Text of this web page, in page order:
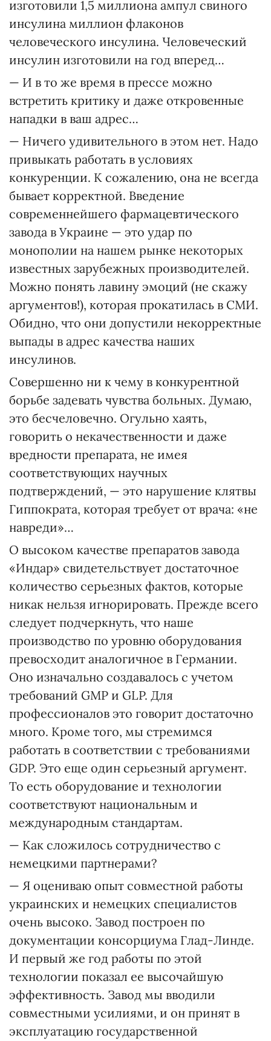
изготовили 1,5 миллиона ампул свиного
инсулина миллион флаконов
человеческого инсулина. Человеческий
инсулин изготовили на год вперед…
— И в то же время в прессе можно
встретить критику и даже откровенные
нападки в ваш адрес…
— Ничего удивительного в этом нет. Надо
привыкать работать в условиях
конкуренции. К сожалению, она не всегда
бывает корректной. Введение
современнейшего фармацевтического
завода в Украине — это удар по
монополии на нашем рынке некоторых
известных зарубежных производителей.
Можно понять лавину эмоций (не скажу
аргументов!), которая прокатилась в СМИ.
Обидно, что они допустили некорректные
выпады в адрес качества наших
инсулинов.
Совершенно ни к чему в конкурентной
борьбе задевать чувства больных. Думаю,
это бесчеловечно. Огульно хаять,
говорить о некачественности и даже
вредности препарата, не имея
соответствующих научных
подтверждений, — это нарушение клятвы
Гиппократа, которая требует от врача: «не
навреди»…
О высоком качестве препаратов завода
«Индар» свидетельствует достаточное
количество серьезных фактов, которые
никак нельзя игнорировать. Прежде всего
следует подчеркнуть, что наше
производство по уровню оборудования
превосходит аналогичное в Германии.
Оно изначально создавалось с учетом
требований GMP и GLP. Для
профессионалов это говорит достаточно
много. Кроме того, мы стремимся
работать в соответствии с требованиями
GDP. Это еще один серьезный аргумент.
То есть оборудование и технологии
соответствуют национальным и
международным стандартам.
— Как сложилось сотрудничество с
немецкими партнерами?
— Я оцениваю опыт совместной работы
украинских и немецких специалистов
очень высоко. Завод построен по
документации консорциума Глад-Линде.
И первый же год работы по этой
технологии показал ее высочайшую
эффективность. Завод мы вводили
совместными усилиями, и он принят в
эксплуатацию государственной